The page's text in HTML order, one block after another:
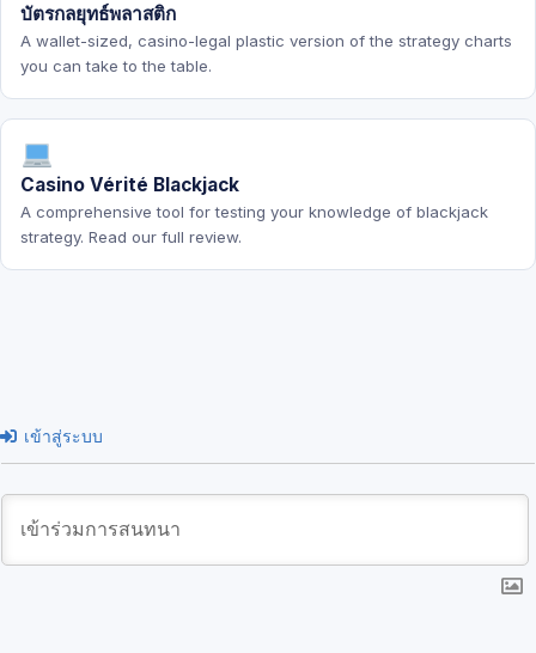
บัตรกลยุทธ์พลาสติก
A wallet-sized, casino-legal plastic version of the strategy charts
you can take to the table.
Casino Vérité Blackjack
A comprehensive tool for testing your knowledge of blackjack
strategy. Read our full review.
เข้าสู่ระบบ